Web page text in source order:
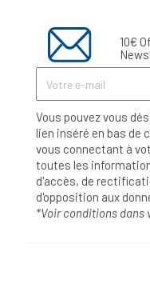
10€
Vous pouvez vous
lien inséré en bas de
vous connectant à
toutes les
d'accès, de
d'opposition aux
*Voir conditions dans